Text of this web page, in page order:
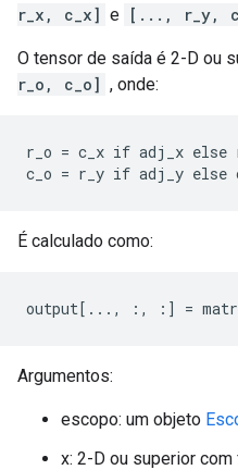
r_x, c_x] e [..., r_y,
O tensor de saída é 2-D ou
r_o, c_o] , onde:
r_o = c_x if adj_x else
c_o = r_y if adj_y else
É calculado como:
output[..., :, :] =
Argumentos:
escopo: um objeto
x: 2-D ou superior com